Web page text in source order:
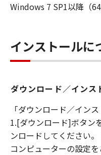
Windows 7 SP1以降（
インストールに
ダウンロード／インス
「ダウンロード／インス
1.[ダウンロード]ボタン
ンロードしてください
コンピューターの設定を